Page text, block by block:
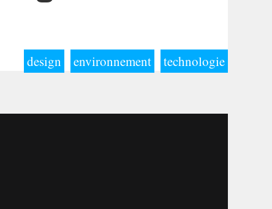
design
environnement technologie